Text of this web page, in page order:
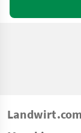
Landwirt.com